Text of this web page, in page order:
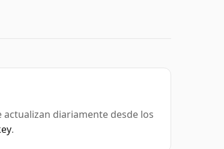
actualizan diariamente desde los
.